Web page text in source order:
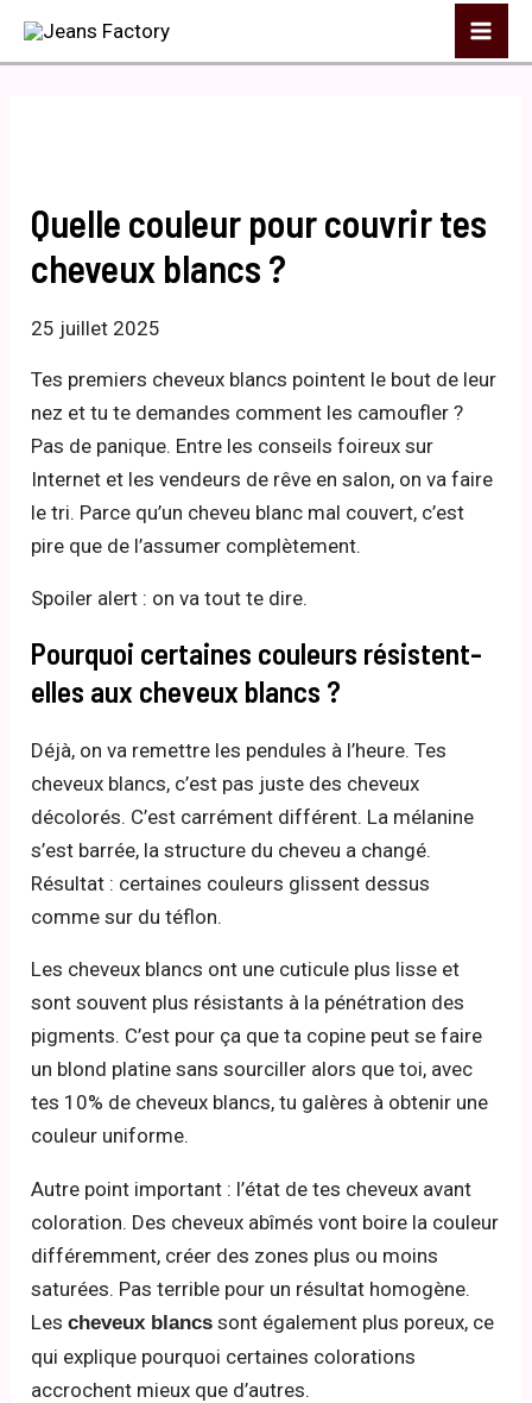
Aller
Quelle couleur pour couvrir tes
cheveux blancs ?
25 juillet 2025
Tes premiers cheveux blancs pointent le bout de leur
nez et tu te demandes comment les camoufler ?
Pas de panique. Entre les conseils foireux sur
Internet et les vendeurs de rêve en salon, on va faire
le tri. Parce qu’un cheveu blanc mal couvert, c’est
pire que de l’assumer complètement.
Spoiler alert : on va tout te dire.
Pourquoi certaines couleurs résistent-
elles aux cheveux blancs ?
Déjà, on va remettre les pendules à l’heure. Tes
cheveux blancs, c’est pas juste des cheveux
décolorés. C’est carrément différent. La mélanine
s’est barrée, la structure du cheveu a changé.
Résultat : certaines couleurs glissent dessus
comme sur du téflon.
Les cheveux blancs ont une cuticule plus lisse et
sont souvent plus résistants à la pénétration des
pigments. C’est pour ça que ta copine peut se faire
un blond platine sans sourciller alors que toi, avec
tes 10% de cheveux blancs, tu galères à obtenir une
couleur uniforme.
Autre point important : l’état de tes cheveux avant
coloration. Des cheveux abîmés vont boire la couleur
différemment, créer des zones plus ou moins
saturées. Pas terrible pour un résultat homogène.
Lescheveux blancs sont également plus poreux, ce
qui explique pourquoi certaines colorations
accrochent mieux que d’autres.